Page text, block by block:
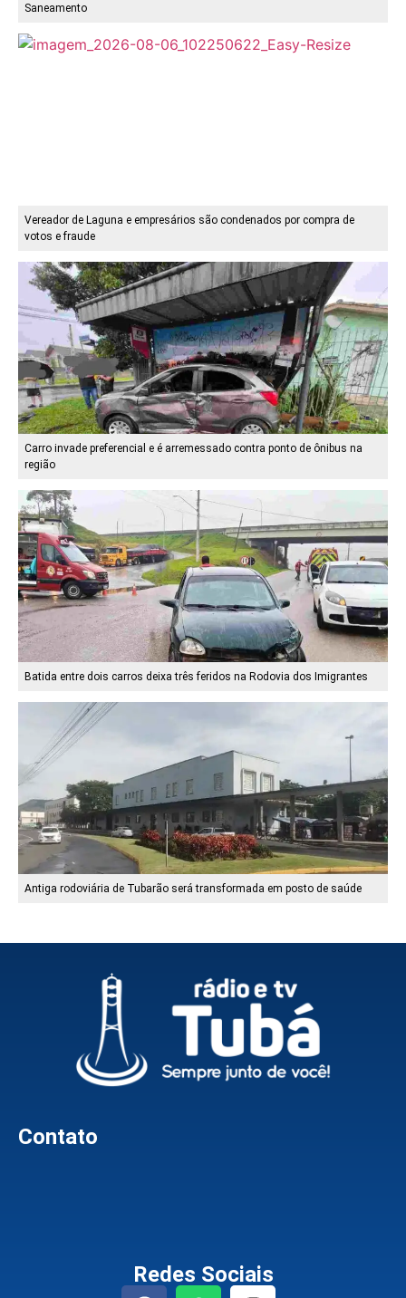
Saneamento
Vereador de Laguna e empresários são condenados por compra de
votos e fraude
Carro invade preferencial e é arremessado contra ponto de ônibus na
região
Batida entre dois carros deixa três feridos na Rodovia dos Imigrantes
Antiga rodoviária de Tubarão será transformada em posto de saúde
Contato
Redes Sociais